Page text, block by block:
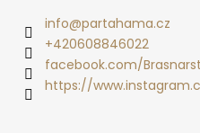
info@partahama.cz
+420608846022
facebook.com/
https://